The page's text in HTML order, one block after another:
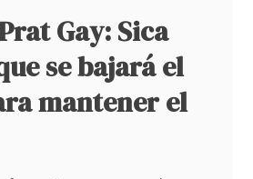
Gay: Sica
se bajará el
mantener el